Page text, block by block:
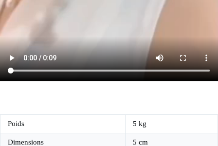
Poids 5 kg
Dimensions 5 cm